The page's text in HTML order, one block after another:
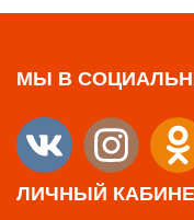
МЫ В
ЛИЧНЫЙ